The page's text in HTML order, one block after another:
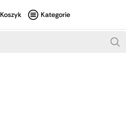
Koszyk Kategorie